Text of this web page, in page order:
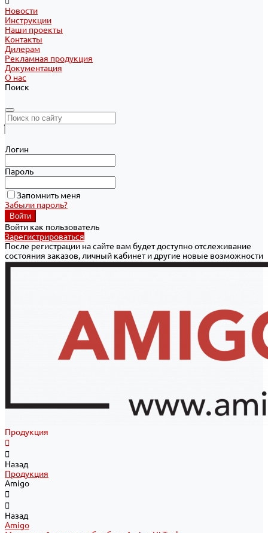
Новости
Инструкции
Наши проекты
Контакты
Дилерам
Рекламная продукция
Документация
О нас
Поиск
Логин
Пароль
Запомнить меня
Забыли пароль?
Войти как пользователь
Зарегистрироваться
После регистрации на сайте вам будет доступно отслеживание
состояния заказов, личный кабинет и другие новые возможности
Продукция
Назад
Продукция
Amigo
Назад
Amigo